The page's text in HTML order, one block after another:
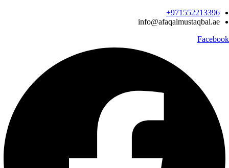
Skip
to
971552213396‬+
info@afaqalmustaqbal.ae
Facebook